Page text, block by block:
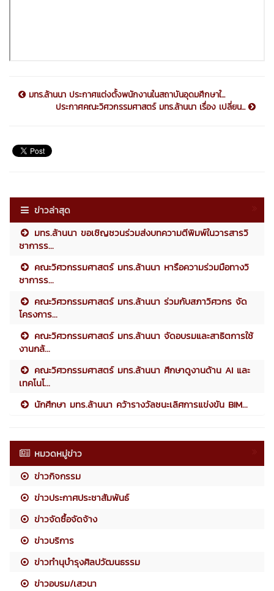
มทร.ล้านนา ประกาศแต่งตั้งพนักงานในสถาบันอุดมศึกษาใ...
ประกาศคณะวิศวกรรมศาสตร์ มทร.ล้านนา เรื่อง เปลี่ยน...
ข่าวล่าสุด
มทร.ล้านนา ขอเชิญชวนร่วมส่งบทความตีพิมพ์ในวารสารวิ
ชาการร...
คณะวิศวกรรมศาสตร์ มทร.ล้านนา หารือความร่วมมือทางวิ
ชาการร...
คณะวิศวกรรมศาสตร์ มทร.ล้านนา ร่วมกับสภาวิศวกร จัด
โครงการ...
คณะวิศวกรรมศาสตร์ มทร.ล้านนา จัดอบรมและสาธิตการใช้
งานกล้...
คณะวิศวกรรมศาสตร์ มทร.ล้านนา ศึกษาดูงานด้าน AI และ
เทคโนโ...
นักศึกษา มทร.ล้านนา คว้ารางวัลชนะเลิศการแข่งขัน BIM...
หมวดหมู่ข่าว
ข่าวกิจกรรม
ข่าวประกาศประชาสัมพันธ์
ข่าวจัดซื้อจัดจ้าง
ข่าวบริการ
ข่าวทำนุบำรุงศิลปวัฒนธรรม
ข่าวอบรม/เสวนา